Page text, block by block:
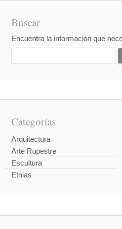
Buscar
Encuentra la información que
Categorías
Arquitectura
Arte Rupestre
Escultura
Etnias